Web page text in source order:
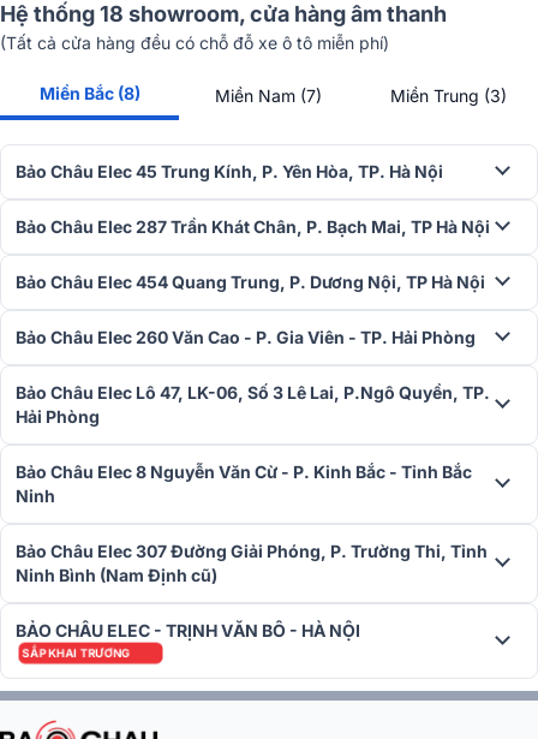
Đánh giá tính năng amply đèn Unison Research
Sinfonia
Cấu trúc amply
Amply đèn Unison Research Sinfonia mang kết cấu dual-mono với
các biến áp nguồn và biến áp xuất âm được đặt đối xứng trên
chassis. Các biến áp đều được bọc vỏ kim loại để tăng tính thẩm mỹ
và giảm thiểu nhiễu âm sang các bộ phận khác.
Hệ thống 18 showroom, cửa hàng âm thanh
(Tất cả cửa hàng đều có chỗ đỗ xe ô tô miễn phí)
Miền Bắc (8) Miền Nam (7) Miền Trung (3)
Bảo Châu Elec 45 Trung Kính, P. Yên Hòa, TP. Hà Nội
Bảo Châu Elec 287 Trần Khát Chân, P. Bạch Mai, TP Hà Nội
Bảo Châu Elec 454 Quang Trung, P. Dương Nội, TP Hà Nội
Bảo Châu Elec 260 Văn Cao - P. Gia Viên - TP. Hải Phòng
Bảo Châu Elec Lô 47, LK-06, Số 3 Lê Lai, P.Ngô Quyền, TP.
Hải Phòng
Bảo Châu Elec 8 Nguyễn Văn Cừ - P. Kinh Bắc - Tỉnh Bắc
Ninh
Bảo Châu Elec 307 Đường Giải Phóng, P. Trường Thi, Tỉnh
Ninh Bình (Nam Định cũ)
BẢO CHÂU ELEC - TRỊNH VĂN BÔ - HÀ NỘI
SẮP KHAI TRƯƠNG